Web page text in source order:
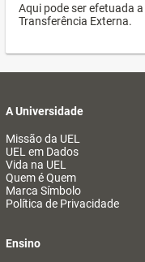
Aqui pode ser efetuada
Transferência Externa.
A Universidade
Missão da UEL
UEL em Dados
Vida na UEL
Quem é Quem
Marca Símbolo
Política de Privacidade
Ensino